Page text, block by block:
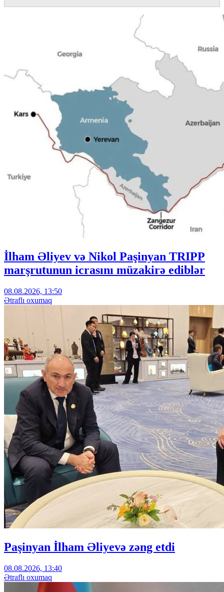
İlham Əliyev və Nikol Paşinyan TRIPP
marşrutunun icrasını müzakirə ediblər
08.08.2026, 13:50
Ətraflı oxumaq
Paşinyan İlham Əliyevə zəng etdi
08.08.2026, 13:40
Ətraflı oxumaq